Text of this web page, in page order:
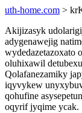
uth-home.com >
Akijizasyk
adygenawejig
wydedazetazoxato
oluhixawil
Qolafanezamiky
iqyvykew
qohufine
oqyrif jyqime ycak.